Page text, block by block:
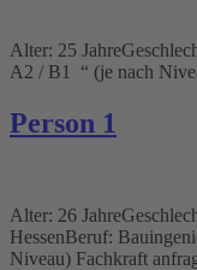
Alter: 25
A2 / B1 “ (je nach
Person 1
Alter: 26
HessenBeruf:
Niveau) Fachkraft